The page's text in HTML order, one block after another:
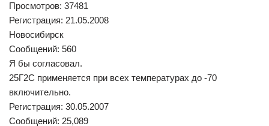
Просмотров: 37481
Регистрация: 21.05.2008
Новосибирск
Сообщений: 560
Я бы согласовал.
25Г2С применяется при всех температурах до -70
включительно.
Регистрация: 30.05.2007
Сообщений: 25,089